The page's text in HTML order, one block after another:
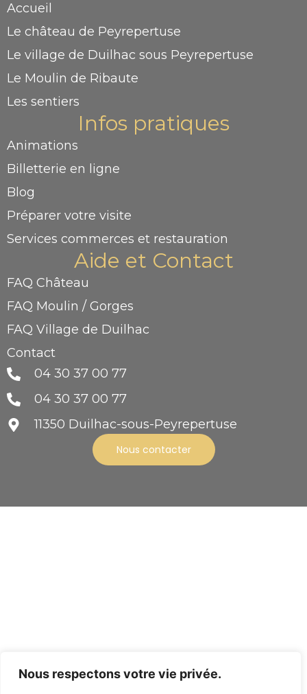
Nous respectons votre vie privée.
Accueil
Le château de Peyrepertuse
Le village de Duilhac sous Peyrepertuse
Le Moulin de Ribaute
Les sentiers
Infos pratiques
Animations
Billetterie en ligne
Blog
Préparer votre visite
Services commerces et restauration
Aide et Contact
FAQ Château
FAQ Moulin / Gorges
FAQ Village de Duilhac
Contact
04 30 37 00 77
04 30 37 00 77
11350 Duilhac-sous-Peyrepertuse
Nous contacter